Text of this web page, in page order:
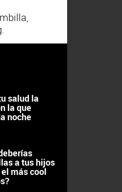
salud la
la que
noche
a tus hijos
más cool